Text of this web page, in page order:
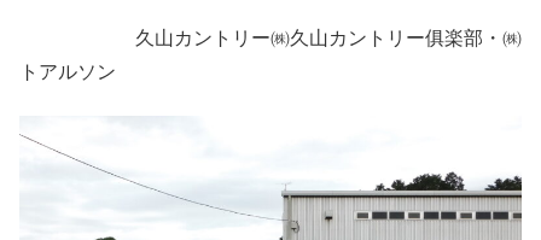
久山カントリー㈱久山カントリー俱楽部・㈱
トアルソン